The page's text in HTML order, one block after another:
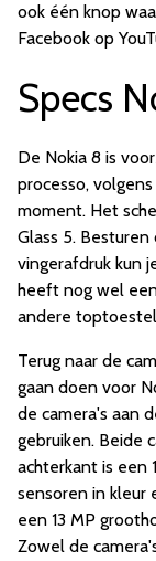
ook één knop
Facebook op
Specs
De Nokia 8 is
processo,
moment. Het
Glass 5. Besturen
vingerafdruk kun
heeft nog wel
andere
Terug naar de
gaan doen voor
de camera's aan
gebruiken. Beide
achterkant is een
sensoren in kleur
een 13 MP
Zowel de